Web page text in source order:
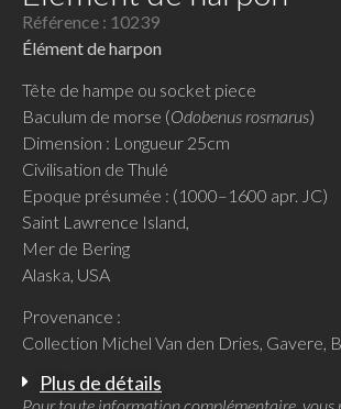
Référence : 10239
Élément de harpon
Tête de hampe ou socket piece
Baculum de morse (Odobenus rosmarus)
Dimension : Longueur 25cm
Civilisation de Thulé
Epoque présumée : (1000–1600 apr. JC)
Saint Lawrence Island,
Mer de Bering
Alaska, USA
Provenance :
Collection Michel Van den Dries, Gavere,
Plus de détails